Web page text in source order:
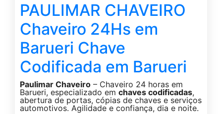
PAULIMAR CHAVEIRO
Chaveiro 24Hs em
Barueri Chave
Codificada em Barueri
Paulimar Chaveiro – Chaveiro 24 horas em
Barueri, especializado em chaves codificadas,
abertura de portas, cópias de chaves e serviços
automotivos. Agilidade e confiança, dia e noite.